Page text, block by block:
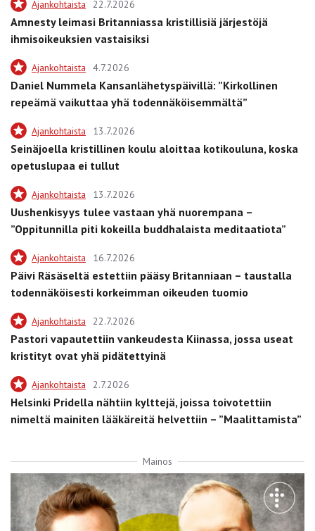
Ajankohtaista 22.7.2026
Amnesty leimasi Britanniassa kristillisiä järjestöjä
ihmisoikeuksien vastaisiksi
Ajankohtaista 4.7.2026
Daniel Nummela Kansanlähetyspäivillä: ”Kirkollinen
repeämä vaikuttaa yhä todennäköisemmältä”
Ajankohtaista 13.7.2026
Seinäjoella kristillinen koulu aloittaa kotikouluna, koska
opetuslupaa ei tullut
Ajankohtaista 13.7.2026
Uushenkisyys tulee vastaan yhä nuorempana –
”Oppitunnilla piti kokeilla buddhalaista meditaatiota”
Ajankohtaista 16.7.2026
Päivi Räsäseltä estettiin pääsy Britanniaan – taustalla
todennäköisesti korkeimman oikeuden tuomio
Ajankohtaista 22.7.2026
Pastori vapautettiin vankeudesta Kiinassa, jossa useat
kristityt ovat yhä pidätettyinä
Ajankohtaista 2.7.2026
Helsinki Pridella nähtiin kylttejä, joissa toivotettiin
nimeltä mainiten lääkäreitä helvettiin – ”Maalittamista”
Mainos